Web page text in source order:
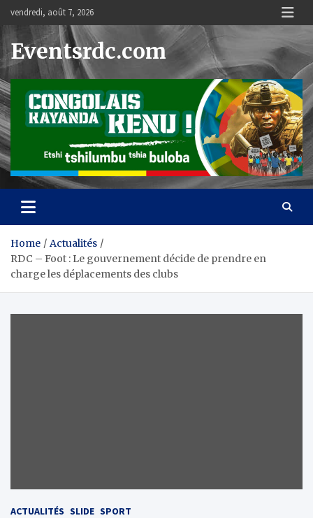
content
vendredi, août 7, 2026
Eventsrdc.com
Home
Actualités
RDC – Foot : Le gouvernement décide de prendre en
charge les déplacements des clubs
ACTUALITÉS SLIDE SPORT